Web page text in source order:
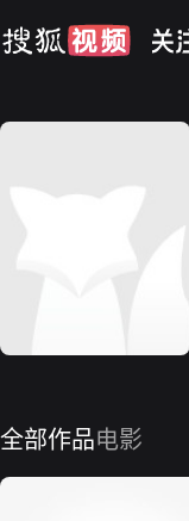
全部作品电影